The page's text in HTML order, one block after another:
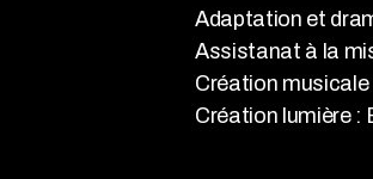
Adaptation et
Assistanat à la
Création
Création lumière :